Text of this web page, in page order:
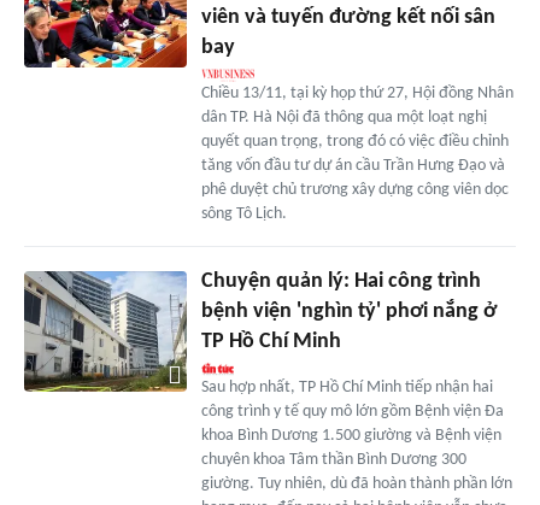
viên và tuyến đường kết nối sân
bay
Chiều 13/11, tại kỳ họp thứ 27, Hội đồng Nhân
dân TP. Hà Nội đã thông qua một loạt nghị
quyết quan trọng, trong đó có việc điều chỉnh
tăng vốn đầu tư dự án cầu Trần Hưng Đạo và
phê duyệt chủ trương xây dựng công viên dọc
sông Tô Lịch.
Chuyện quản lý: Hai công trình
bệnh viện 'nghìn tỷ' phơi nắng ở
TP Hồ Chí Minh
Sau hợp nhất, TP Hồ Chí Minh tiếp nhận hai
công trình y tế quy mô lớn gồm Bệnh viện Đa
khoa Bình Dương 1.500 giường và Bệnh viện
chuyên khoa Tâm thần Bình Dương 300
giường. Tuy nhiên, dù đã hoàn thành phần lớn